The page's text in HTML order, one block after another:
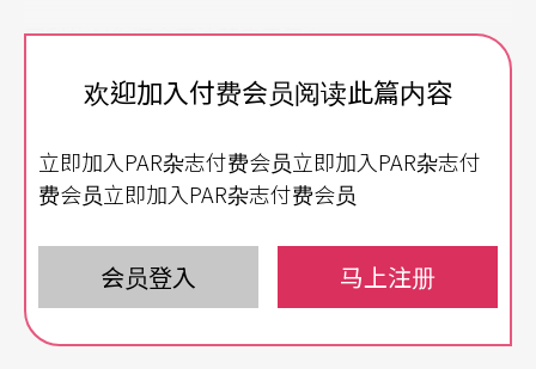
犀利的创作概念无法落实于舞台
台词与剧场空间处理不仅缺乏「捏塑」，转场与节
奏也显得沈重、生涩，部分演员的表演非常有问
题，更遑论整体呈现与所谓的音乐／歌舞剧美感有
致？还是导演经验不足之害？剧本强烈的创作意念
似是高高悬挂、傲视著台下人间，导演却无法将犀
欢迎加入付费会员阅读此篇内容
立即加入PAR杂志付费会员立即加入PAR杂志付
费会员立即加入PAR杂志付费会员
会员登入 马上注册